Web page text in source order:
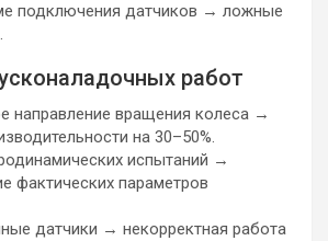
подключения датчиков → ложные
работ
направление вращения колеса →
на 30–50%.
испытаний →
фактических параметров
датчики → некорректная работа